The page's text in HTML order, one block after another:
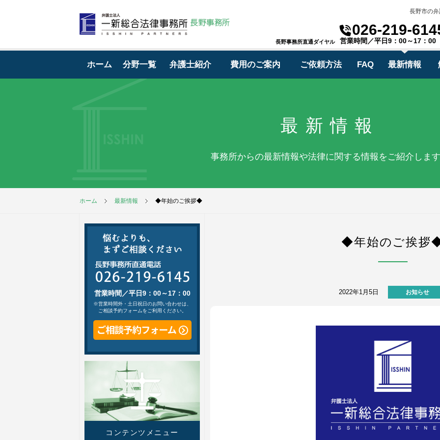
長野市の
長野事務所直通ダイヤル
026-219-
営業時間／平日9：00～17：00
ホーム 分野一覧 弁護士紹介 費用のご案内 ご依頼方法 FAQ 最新情報
最新情報
事務所からの最新情報や法律に関する情報をご紹介しま
ホーム 最新情報 ◆年始のご挨拶◆
◆年始のご挨拶
2022年1月5日 お知らせ
営業時間／平日9：00～17：00
※営業時間外・土日祝日のお問い合わせは、
ご相談予約フォームをご利用ください。
コンテンツメニュー